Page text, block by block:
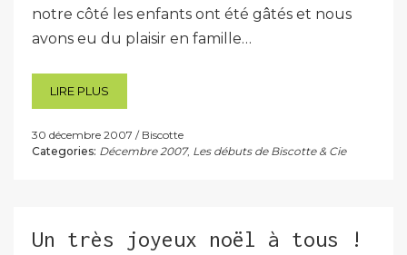
notre côté les enfants ont été gâtés et nous
avons eu du plaisir en famille…
LIRE PLUS
30 décembre 2007
Biscotte
Categories: Décembre 2007, Les débuts de Biscotte & Cie
Un très joyeux noël à tous !